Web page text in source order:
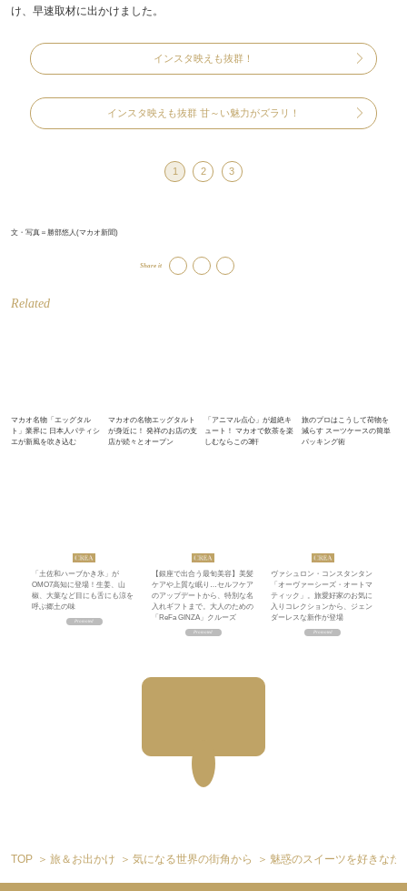
け、早速取材に出かけました。
インスタ映えも抜群！
インスタ映えも抜群 甘～い魅力がズラリ！
1 2 3
文・写真＝勝部悠人(マカオ新聞)
Share it
Related
マカオ名物「エッグタル
ト」業界に 日本人パティシ
エが新風を吹き込む
マカオの名物エッグタルト
が身近に！ 発祥のお店の支
店が続々とオープン
「アニマル点心」が超絶キ
ュート！ マカオで飲茶を楽
しむならこの3軒
旅のプロはこうして荷物を
減らす スーツケースの簡単
パッキング術
「土佐和ハーブかき氷」が
OMO7高知に登場！生姜、山
椒、大葉など目にも舌にも涼を
呼ぶ郷土の味
【銀座で出合う最旬美容】美髪
ケアや上質な眠り…セルフケア
のアップデートから、特別な名
入れギフトまで。大人のための
「ReFa GINZA」クルーズ
ヴァシュロン・コンスタンタン
「オーヴァーシーズ・オートマ
ティック」。旅愛好家のお気に
入りコレクションから、ジェン
ダーレスな新作が登場
TOP 旅＆お出かけ 気になる世界の街角から 魅惑のスイーツを好きなだ